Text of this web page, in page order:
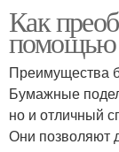
Как
помощью
Преимущества
Бумажные
но и отличный
Они позволяют